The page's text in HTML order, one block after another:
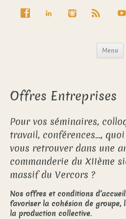
Menu
Offres Entreprises
Pour vos séminaires,
travail, conférences…,
vous retrouver dans une
commanderie du XIIème
massif du Vercors ?
Nos offres et conditions
favoriser la cohésion de groupe,
la production collective.